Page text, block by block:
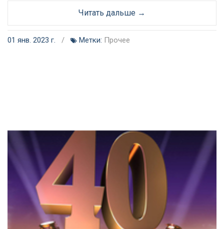
Читать дальше →
01 янв. 2023 г. / Метки: Прочее